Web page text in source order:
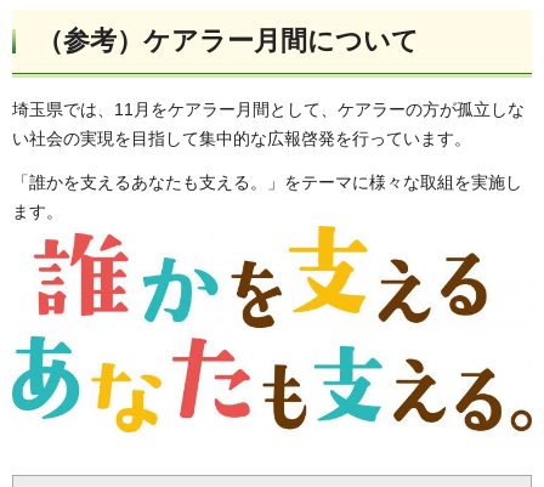
（参考）ケアラー月間について
埼玉県では、11月をケアラー月間として、ケアラーの方が孤立しな
い社会の実現を目指して集中的な広報啓発を行っています。
「誰かを支えるあなたも支える。」をテーマに様々な取組を実施し
ます。